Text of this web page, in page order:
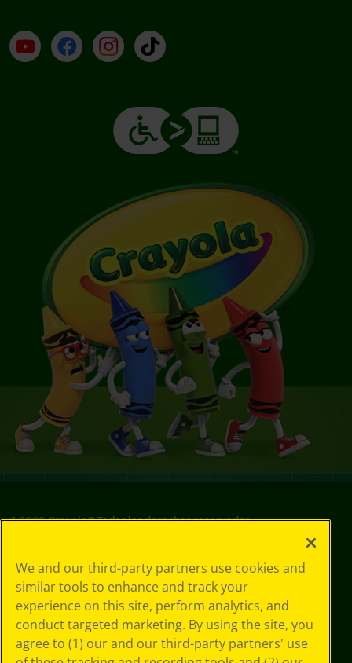
YouTube (en inglés)
Facebook (en inglés)
Instagram (en inglés)
TikTok
©2026Crayola® Todos los derechos reservados.
de privacidad
Política de
privacidad
Términos de SMS
GDPR
Aviso de
We and our third-party partners use cookies and
similar tools to enhance and track your
experience on this site, perform analytics, and
conduct targeted marketing. By using the site, you
agree to (1) our and our third-party partners' use